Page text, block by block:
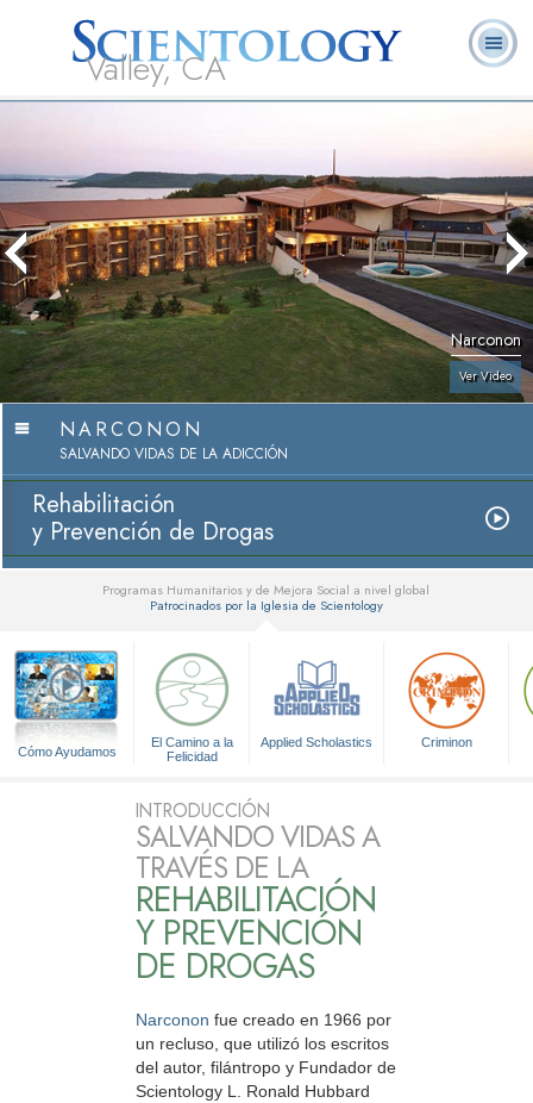
Valley, CA
Narconon
Ver Video
NARCONON
SALVANDO VIDAS DE LA ADICCIÓN
Rehabilitación
y Prevención de Drogas
Programas Humanitarios y de Mejora Social a nivel global
Patrocinados por la Iglesia de Scientology
Cómo Ayudamos
El Camino a la
Felicidad
Applied Scholastics Criminon
INTRODUCCIÓN
SALVANDO VIDAS A
TRAVÉS DE LA
REHABILITACIÓN
Y PREVENCIÓN
DE DROGAS
Narconon fue creado en 1966 por
un recluso, que utilizó los escritos
del autor, filántropo y Fundador de
Scientology L. Ronald Hubbard